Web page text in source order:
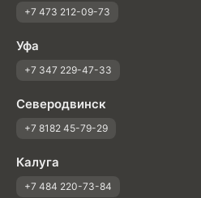
+7 473 212-09-73
Уфа
+7 347 229-47-33
Северодвинск
+7 8182 45-79-29
Калуга
+7 484 220-73-84